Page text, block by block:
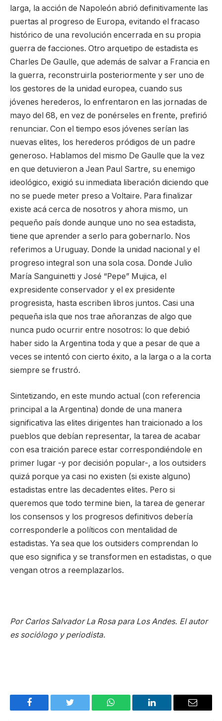
larga, la acción de Napoleón abrió definitivamente las
puertas al progreso de Europa, evitando el fracaso
histórico de una revolución encerrada en su propia
guerra de facciones. Otro arquetipo de estadista es
Charles De Gaulle, que además de salvar a Francia en
la guerra, reconstruirla posteriormente y ser uno de
los gestores de la unidad europea, cuando sus
jóvenes herederos, lo enfrentaron en las jornadas de
mayo del 68, en vez de ponérseles en frente, prefirió
renunciar. Con el tiempo esos jóvenes serían las
nuevas elites, los herederos pródigos de un padre
generoso. Hablamos del mismo De Gaulle que la vez
en que detuvieron a Jean Paul Sartre, su enemigo
ideológico, exigió su inmediata liberación diciendo que
no se puede meter preso a Voltaire. Para finalizar
existe acá cerca de nosotros y ahora mismo, un
pequeño país donde aunque uno no sea estadista,
tiene que aprender a serlo para gobernarlo. Nos
referimos a Uruguay. Donde la unidad nacional y el
progreso integral son una sola cosa. Donde Julio
María Sanguinetti y José “Pepe” Mujica, el
expresidente conservador y el ex presidente
progresista, hasta escriben libros juntos. Casi una
pequeña isla que nos trae añoranzas de algo que
nunca pudo ocurrir entre nosotros: lo que debió
haber sido la Argentina toda y que a pesar de que a
veces se intentó con cierto éxito, a la larga o a la corta
siempre se frustró.
Sintetizando, en este mundo actual (con referencia
principal a la Argentina) donde de una manera
significativa las elites dirigentes han traicionado a los
pueblos que debían representar, la tarea de acabar
con esa traición parece estar correspondiéndole en
primer lugar -y por decisión popular-, a los outsiders
quizá porque ya casi no existen (si existe alguno)
estadistas entre las decadentes elites. Pero si
queremos que todo termine bien, la tarea de generar
los consensos y los progresos definitivos debería
corresponderle a políticos con mentalidad de
estadistas. Ya sea que los outsiders comprendan lo
que eso significa y se transformen en estadistas, o que
vengan otros a reemplazarlos.
Por Carlos Salvador La Rosa para Los Andes. El autor
es sociólogo y periodista.
Facebook Twitter WhatsApp LinkedIn Email